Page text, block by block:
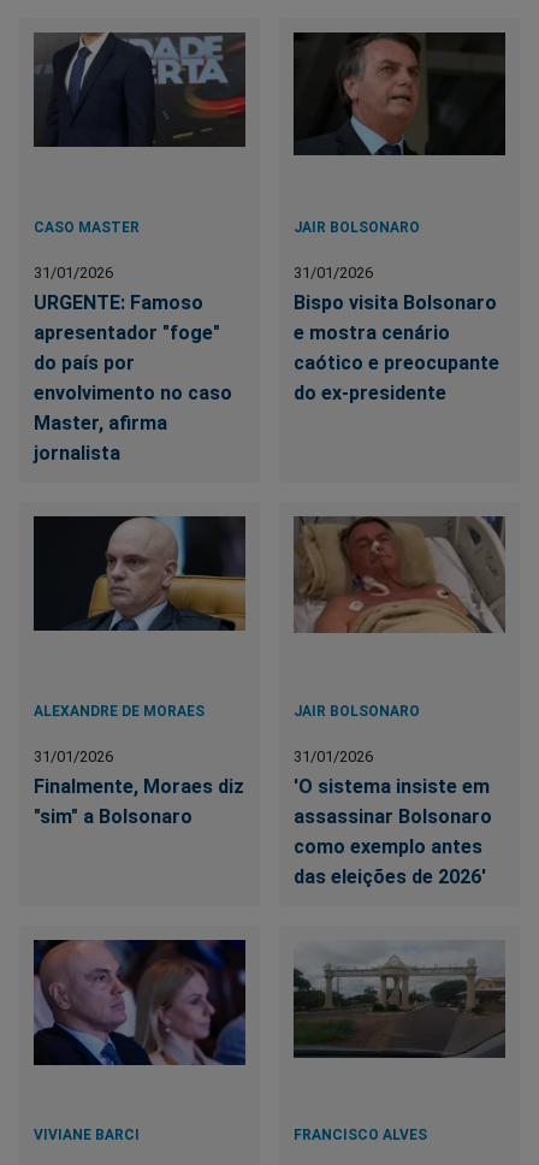
CASO MASTER
31/01/2026
URGENTE: Famoso
apresentador "foge"
do país por
envolvimento no caso
Master, afirma
jornalista
JAIR BOLSONARO
31/01/2026
Bispo visita Bolsonaro
e mostra cenário
caótico e preocupante
do ex-presidente
ALEXANDRE DE MORAES
31/01/2026
Finalmente, Moraes diz
"sim" a Bolsonaro
JAIR BOLSONARO
31/01/2026
'O sistema insiste em
assassinar Bolsonaro
como exemplo antes
das eleições de 2026'
VIVIANE BARCI FRANCISCO ALVES